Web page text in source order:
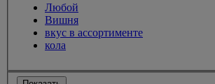
Любой
Вишня
вкус в ассортименте
кола